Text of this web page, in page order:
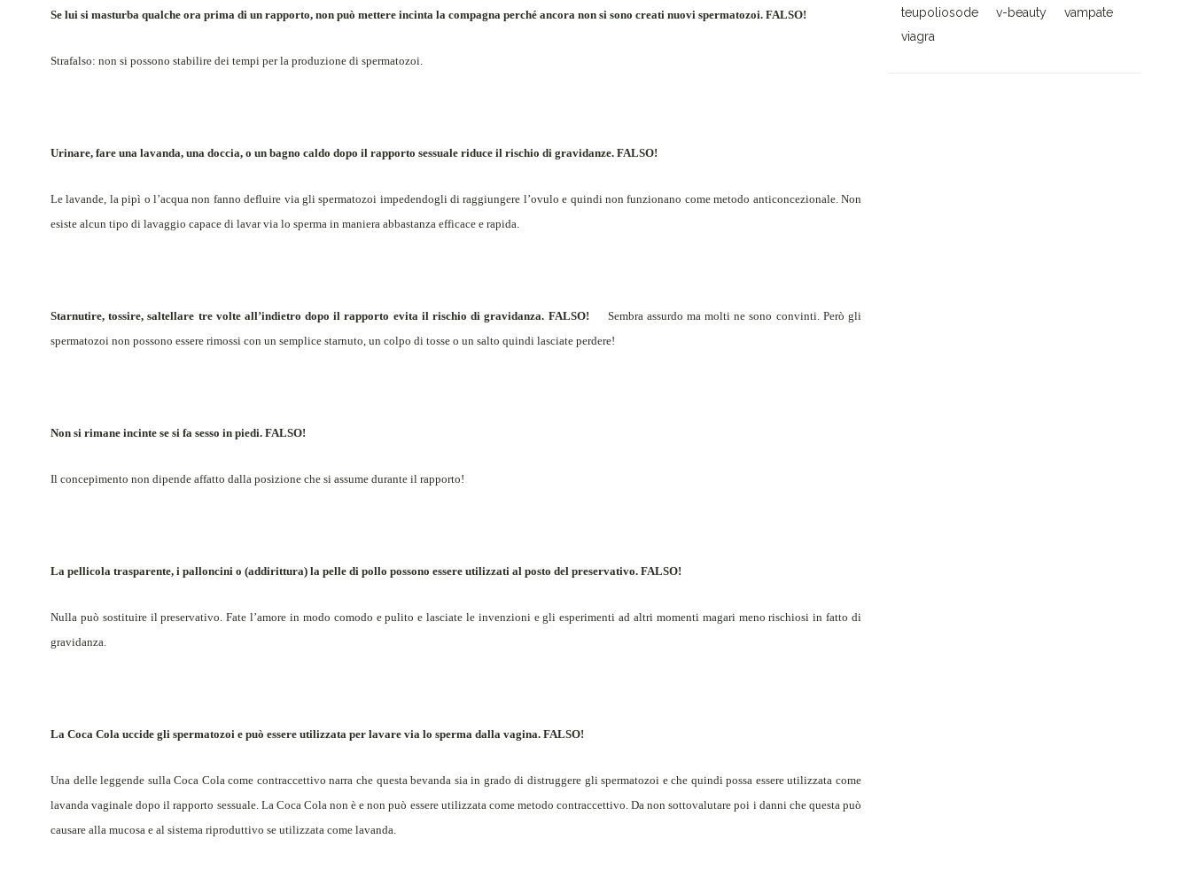
Se lui si masturba qualche ora prima di un rapporto, non può mettere incinta la compagna perché ancora non si sono creati nuovi spermatozoi. FALSO!
Strafalso: non si possono stabilire dei tempi per la produzione di spermatozoi.
Urinare, fare una lavanda, una doccia, o un bagno caldo dopo il rapporto sessuale riduce il rischio di gravidanze. FALSO!
Le lavande, la pipì o l’acqua non fanno defluire via gli spermatozoi impedendogli di raggiungere l’ovulo e quindi non funzionano come metodo anticoncezionale. Non
esiste alcun tipo di lavaggio capace di lavar via lo sperma in maniera abbastanza efficace e rapida.
Starnutire, tossire, saltellare tre volte all’indietro dopo il rapporto evita il rischio di gravidanza. FALSO!
Sembra assurdo ma molti ne sono convinti. Però gli
spermatozoi non possono essere rimossi con un semplice starnuto, un colpo di tosse o un salto quindi lasciate perdere!
Non si rimane incinte se si fa sesso in piedi. FALSO!
Il concepimento non dipende affatto dalla posizione che si assume durante il rapporto!
La pellicola trasparente, i palloncini o (addirittura) la pelle di pollo possono essere utilizzati al posto del preservativo. FALSO!
Nulla può sostituire il preservativo. Fate l’amore in modo comodo e pulito e lasciate le invenzioni e gli esperimenti ad altri momenti magari meno rischiosi in fatto di
gravidanza.
La Coca Cola uccide gli spermatozoi e può essere utilizzata per lavare via lo sperma dalla vagina. FALSO!
Una delle leggende sulla Coca Cola come contraccettivo narra che questa bevanda sia in grado di distruggere gli spermatozoi e che quindi possa essere utilizzata come
lavanda vaginale dopo il rapporto sessuale. La Coca Cola non è e non può essere utilizzata come metodo contraccettivo. Da non sottovalutare poi i danni che questa può
causare alla mucosa e al sistema riproduttivo se utilizzata come lavanda.
teupoliosode
v-beauty
vampate
viagra